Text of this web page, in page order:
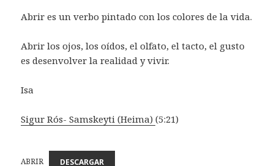
Abrir es un verbo pintado con los colores de la vida.
Abrir los ojos, los oídos, el olfato, el tacto, el gusto
es desenvolver la realidad y vivir.
Isa
Sigur Rós- Samskeyti (Heima)(5:21)
ABRIR DESCARGAR